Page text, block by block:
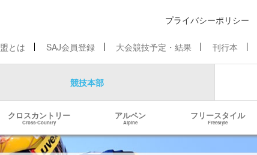
プライバシーポリシー
とは SAJ会員登録 大会競技予定・結果 刊行本
競技本部
クロスカントリー
Cross-Country
アルペン
Alpine
フリースタイル
Freestyle